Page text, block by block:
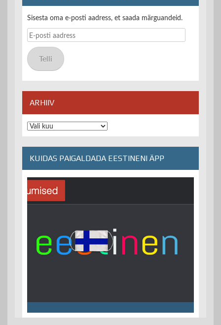
Sisesta oma e-posti aadress, et saada märguandeid.
E-
posti
aadress
Telli
ARHIIV
Arhiiv
KUIDAS PAIGALDADA EESTINENI ÄPP